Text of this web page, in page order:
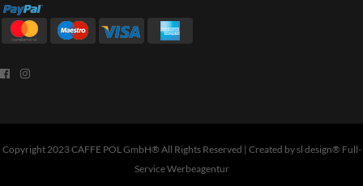
Copyright 2023 CAFFE POL GmbH® All Rights Reserved | Created bysl design® Full-
Service Werbeagentur